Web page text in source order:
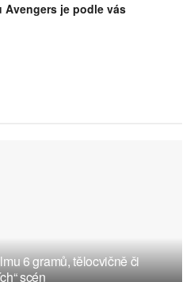
Avengers je podle vás
6 gramů, tělocvičně či
scén